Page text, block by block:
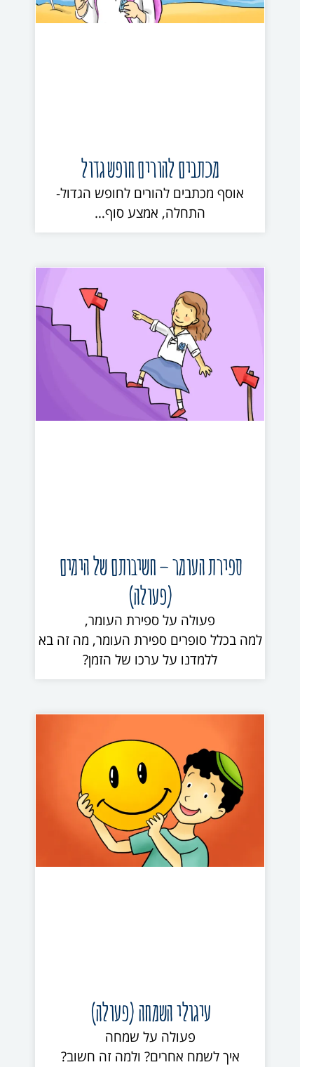
מכתבים להורים חופש גדול
אוסף מכתבים להורים לחופש הגדול-
התחלה, אמצע סוף…
ספירת העומר – חשיבותם של הימים
(פעולה)
פעולה על ספירת העומר,
למה בכלל סופרים ספירת העומר, מה זה בא
ללמדנו על ערכו של הזמן?
עיגולי השמחה (פעולה)
פעולה על שמחה
איך לשמח אחרים? ולמה זה חשוב?